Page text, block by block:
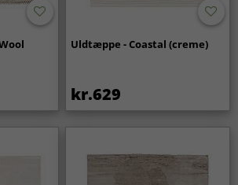
Uldtæppe - Coastal (creme)
kr.629